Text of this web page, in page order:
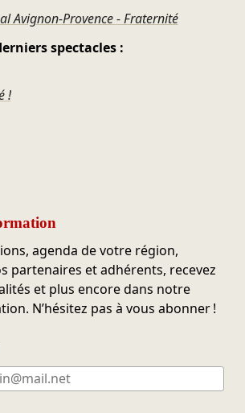
Avignon-Provence - Fraternité
spectacles :
!
agenda de votre région,
partenaires et adhérents, recevez
et plus encore dans notre
N’hésitez pas à vous abonner !